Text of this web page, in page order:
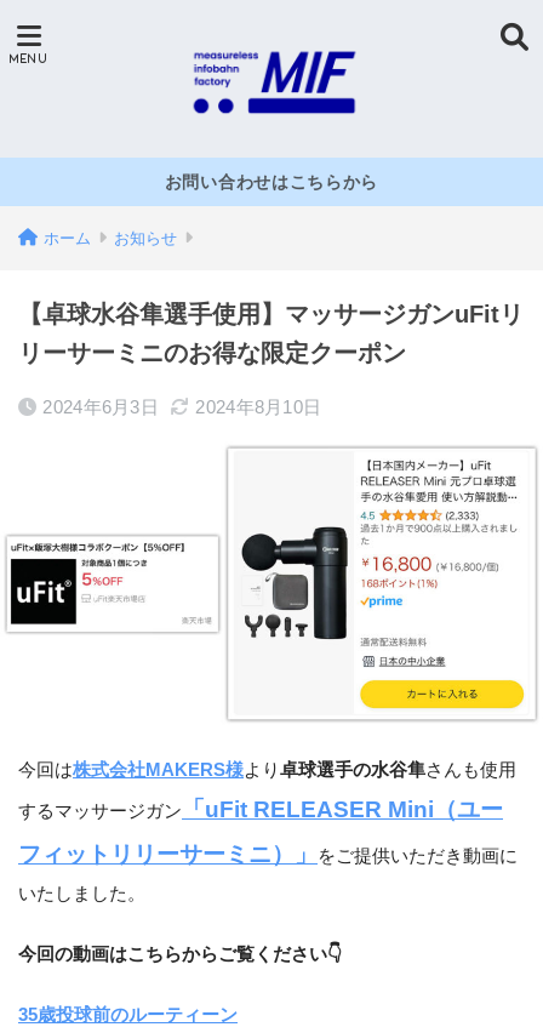
お問い合わせはこちらから
ホーム お知らせ
【卓球水谷隼選手使用】マッサージガンuFitリ
リーサーミニのお得な限定クーポン
2024年6月3日 2024年8月10日
今回は株式会社MAKERS様より卓球選手の水谷隼さんも使用
するマッサージガン
「uFit RELEASER Mini（ユー
フィットリリーサーミニ）」
をご提供いただき動画に
いたしました。
今回の動画はこちらからご覧ください👇
35歳投球前のルーティーン